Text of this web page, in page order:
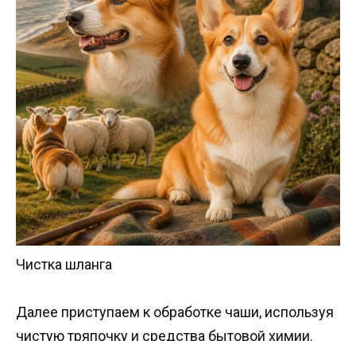
Чистка шланга
Далее приступаем к обработке чаши, используя
чистую тряпочку и средства бытовой химии.